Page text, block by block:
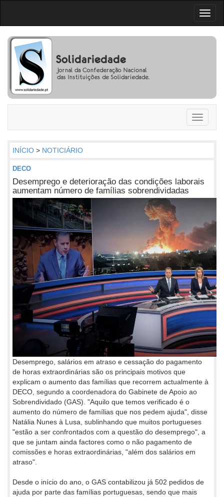
Toggle
INÍCIO > NOTICIÁRIO
DECO
Desemprego e deterioração das condições laborais
aumentam número de famílias sobrendividadas
Desemprego, salários em atraso e cessação do pagamento
de horas extraordinárias são os principais motivos que
explicam o aumento das famílias que recorrem actualmente à
DECO, segundo a coordenadora do Gabinete de Apoio ao
Sobrendividado (GAS). "Aquilo que temos verificado é o
aumento do número de famílias que nos pedem ajuda", disse
Natália Nunes à Lusa, sublinhando que muitos portugueses
"estão a ser confrontados com a questão do desemprego", a
que se juntam ainda factores como o não pagamento de
comissões e horas extraordinárias, "além dos salários em
atraso".
Desde o início do ano, o GAS contabilizou já 502 pedidos de
ajuda por parte das famílias portuguesas, sendo que mais